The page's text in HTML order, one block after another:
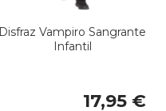
Disfraz Vampiro Sangrante
Infantil
17,95 €